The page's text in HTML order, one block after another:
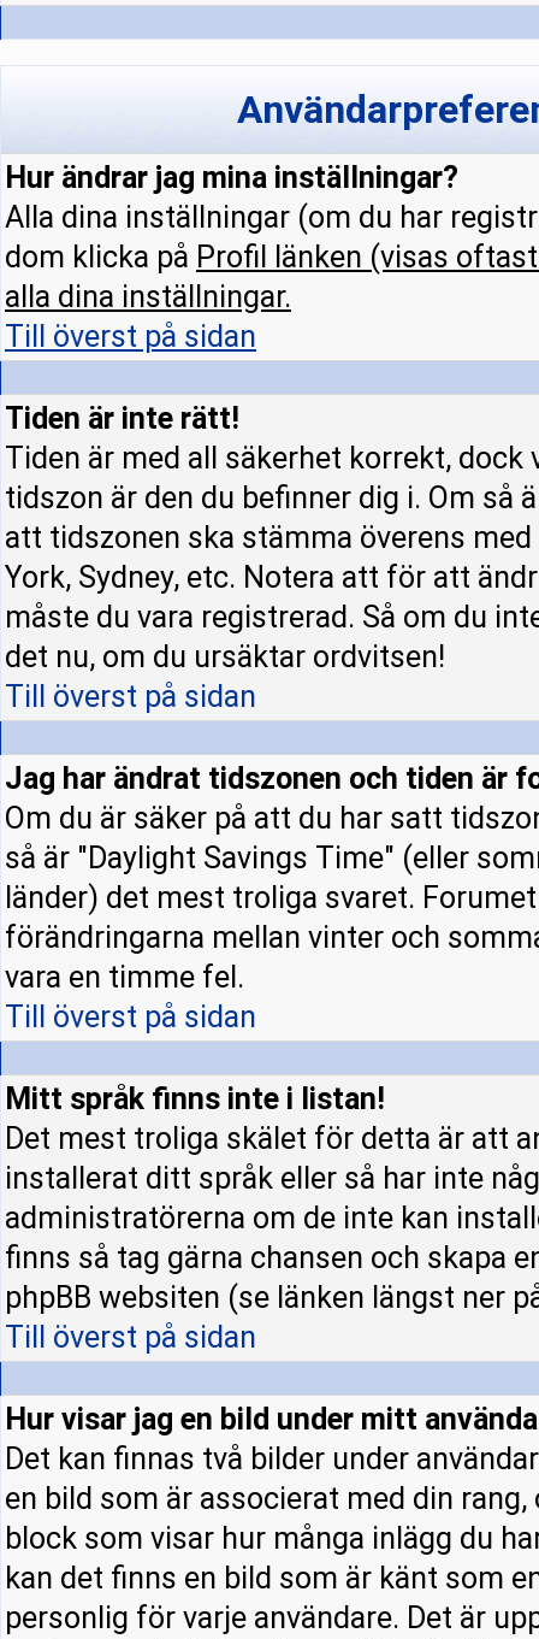
Hur ändrar jag mina inställningar?
Alla dina inställningar (om du har
dom klicka på Profil
länken (visas
alla dina inställningar.
Till överst på sidan
Tiden är inte rätt!
Tiden är med all säkerhet korrekt, dock
tidszon är den du befinner dig i. Om så
att tidszonen ska stämma överens
York, Sydney, etc. Notera att för att
måste du vara registrerad. Så om du
det nu, om du ursäktar ordvitsen!
Till överst på sidan
Jag har ändrat tidszonen och tiden är
Om du är säker på att du har satt
så är "Daylight Savings Time" (eller
länder) det mest troliga svaret.
förändringarna mellan vinter och
vara en timme fel.
Till överst på sidan
Mitt språk finns inte i listan!
Det mest troliga skälet för detta är att
installerat ditt språk eller så har inte
administratörerna om de inte kan
finns så tag gärna chansen och skapa
phpBB websiten (se länken längst ner
Till överst på sidan
Hur visar jag en bild under mitt
Det kan finnas två bilder under
en bild som är associerat med din
block som visar hur många inlägg du
kan det finns en bild som är känt som
personlig för varje användare. Det är